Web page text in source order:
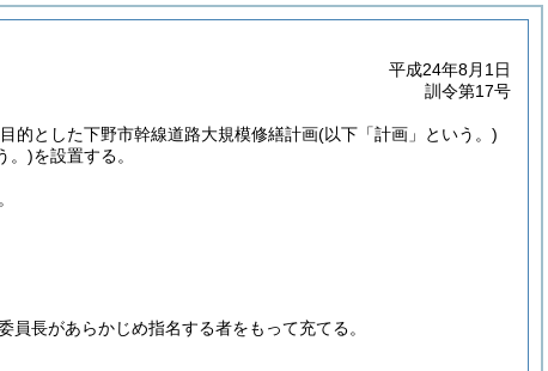
平成24年8月1日
訓令第17号
的とした下野市幹線道路大規模修繕計画(以下「計画」という。)
。)を設置する。
長があらかじめ指名する者をもって充てる。